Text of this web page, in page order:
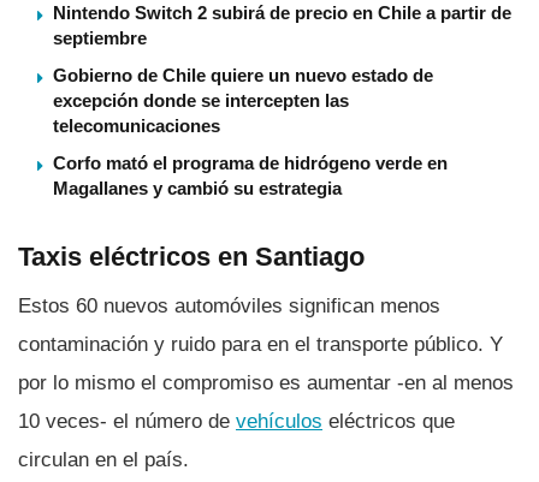
Nintendo Switch 2 subirá de precio en Chile a partir de
septiembre
Gobierno de Chile quiere un nuevo estado de
excepción donde se intercepten las
telecomunicaciones
Corfo mató el programa de hidrógeno verde en
Magallanes y cambió su estrategia
Taxis eléctricos en Santiago
Estos 60 nuevos automóviles significan menos
contaminación y ruido para en el transporte público. Y
por lo mismo el compromiso es aumentar -en al menos
10 veces- el número de vehí­culos eléctricos que
circulan en el paí­s.